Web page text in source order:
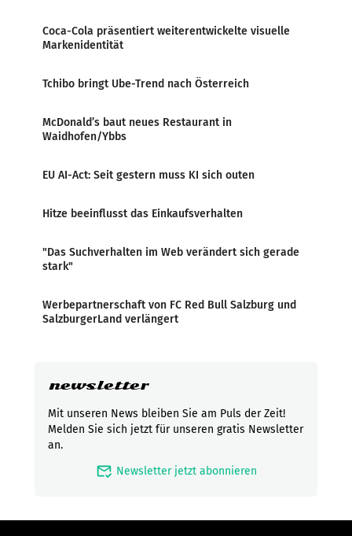
Coca-Cola präsentiert weiterentwickelte visuelle
Markenidentität
Tchibo bringt Ube-Trend nach Österreich
McDonald’s baut neues Restaurant in
Waidhofen/Ybbs
EU AI-Act: Seit gestern muss KI sich outen
Hitze beeinflusst das Einkaufsverhalten
"Das Suchverhalten im Web verändert sich gerade
stark"
Werbepartnerschaft von FC Red Bull Salzburg und
SalzburgerLand verlängert
newsletter
Mit unseren News bleiben Sie am Puls der Zeit!
Melden Sie sich jetzt für unseren gratis Newsletter
an.
mark_email_read Newsletter jetzt abonnieren